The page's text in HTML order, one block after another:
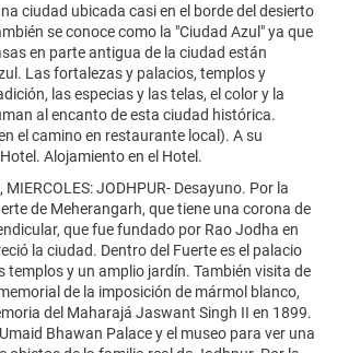
ciudad ubicada casi en el borde del desierto
se conoce como la "Ciudad Azul" ya que
en parte antigua de la ciudad están
Las fortalezas y palacios, templos y
las especias y las telas, el color y la
al encanto de esta ciudad histórica.
el camino en restaurante local). A su
Alojamiento en el Hotel.
MIERCOLES: JODHPUR- Desayuno. Por la
de Meherangarh, que tiene una corona de
que fue fundado por Rao Jodha en
la ciudad. Dentro del Fuerte es el palacio
templos y un amplio jardín. También visita de
de la imposición de mármol blanco,
del Maharajá Jaswant Singh II en 1899.
Bhawan Palace y el museo para ver una